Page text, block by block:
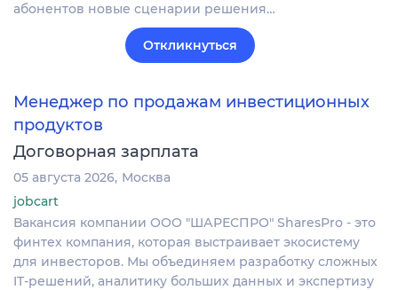
абонентов новые сценарии решения…
Откликнуться
Менеджер по продажам инвестиционных
продуктов
Договорная зарплата
05 августа 2026 Москва
jobcart
Вакансия компании ООО "ШАРЕСПРО" SharesPro - это
финтех компания, которая выстраивает экосистему
для инвесторов. Мы объединяем разработку сложных
IT‑решений, аналитику больших данных и экспертизу